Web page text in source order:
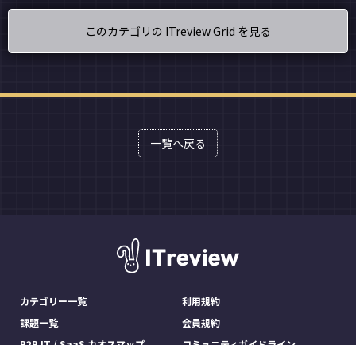
このカテゴリの ITreview Grid を見る
一覧へ戻る
カテゴリー一覧
課題一覧
利用規約
会員規約